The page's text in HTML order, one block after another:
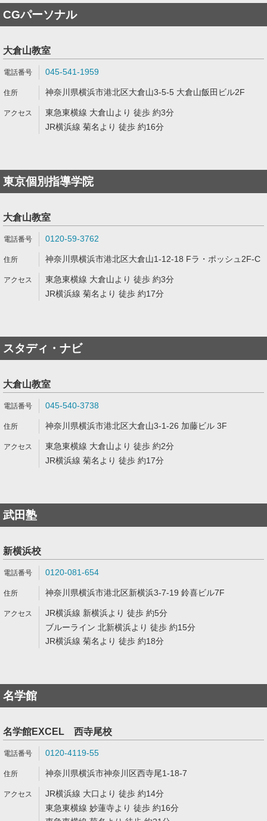
CGパーソナル
大倉山教室
045-541-1959
神奈川県横浜市港北区大倉山3-5-5 大倉山飯田ビル2F
東急東横線 大倉山より 徒歩 約3分
JR横浜線 菊名より 徒歩 約16分
東京個別指導学院
大倉山教室
0120-59-3762
神奈川県横浜市港北区大倉山1-12-18 Fラ・ポッシュ2F-C
東急東横線 大倉山より 徒歩 約3分
JR横浜線 菊名より 徒歩 約17分
スタディ・ナビ
大倉山教室
045-540-3738
神奈川県横浜市港北区大倉山3-1-26 加藤ビル 3F
東急東横線 大倉山より 徒歩 約2分
JR横浜線 菊名より 徒歩 約17分
武田塾
新横浜校
0120-081-654
神奈川県横浜市港北区新横浜3-7-19 鈴喜ビル7F
JR横浜線 新横浜より 徒歩 約5分
ブルーライン 北新横浜より 徒歩 約15分
JR横浜線 菊名より 徒歩 約18分
名学館
名学館EXCEL 西寺尾校
0120-4119-55
神奈川県横浜市神奈川区西寺尾1-18-7
JR横浜線 大口より 徒歩 約14分
東急東横線 妙蓮寺より 徒歩 約16分